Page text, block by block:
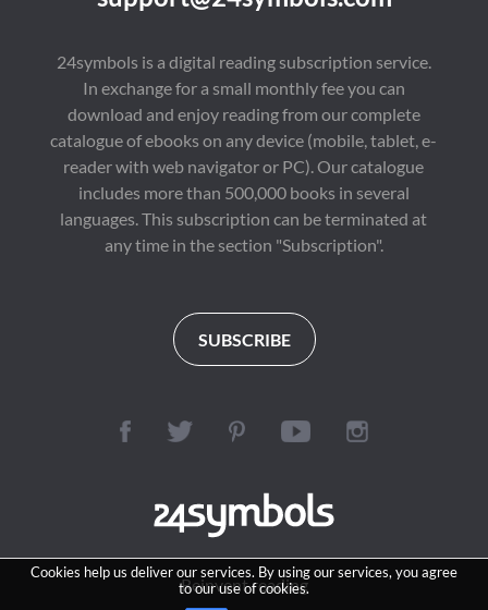
Cookies help us deliver our services. By using our services, you agree
to our use of cookies.
24symbols is a digital reading subscription service.
In exchange for a small monthly fee you can
download and enjoy reading from our complete
catalogue of ebooks on any device (mobile, tablet, e-
reader with web navigator or PC). Our catalogue
includes more than 500,000 books in several
languages. This subscription can be terminated at
any time in the section "Subscription".
SUBSCRIBE
Reinvent reading